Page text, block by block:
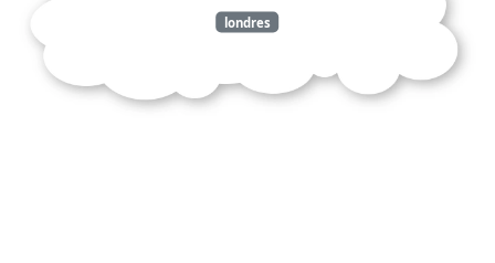
londres